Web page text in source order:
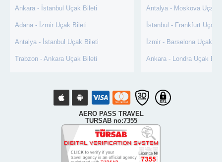
Ankara - İstanbul Uçak Bileti
Adana - İzmir Uçak Bileti
Antalya - İstanbul Uçak Bileti
Trabzon - Ankara Uçak Bileti
Antalya - Moskova Uçak
İstanbul - Frankfurt Uçak
İzmir - Barselona Uçak
Ankara - Londra Uçak
AERO PASS TRAVEL
TURSAB no:7355